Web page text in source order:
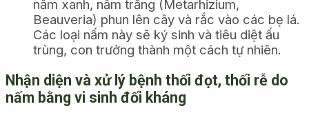
nấm xanh, nấm trắng (Metarhizium,
Beauveria) phun lên cây và rắc vào các bẹ lá.
Các loại nấm này sẽ ký sinh và tiêu diệt ấu
trùng, con trưởng thành một cách tự nhiên.
Nhận diện và xử lý bệnh thối đọt, thối rễ do
nấm bằng vi sinh đối kháng